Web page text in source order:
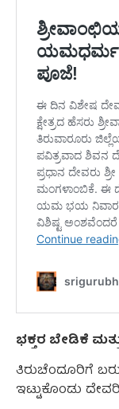
ಭಕ್ತರ ಬೇಡಿಕೆ
ತಿರುಚೆಂದೂರಿಗೆ
ಇಟ್ಟುಕೊಂಡು